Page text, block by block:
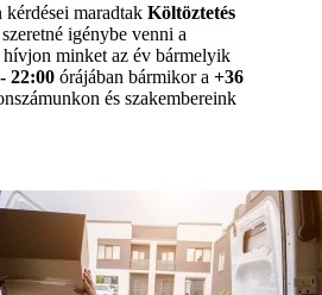
maradtak Költöztetés
igénybe venni a
hívjon minket az év bármelyik
22:00 órájában bármikor a +36
és szakembereink